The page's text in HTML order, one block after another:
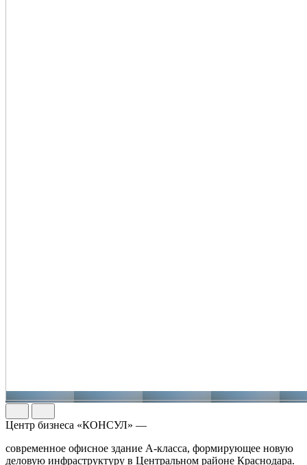
Центр бизнеса «КОНСУЛ» —
современное офисное здание А-класса, формирующее новую
деловую инфраструктуру в Центральном районе Краснодара.